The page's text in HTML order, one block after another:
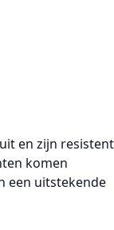
en zijn resistent
komen
een uitstekende